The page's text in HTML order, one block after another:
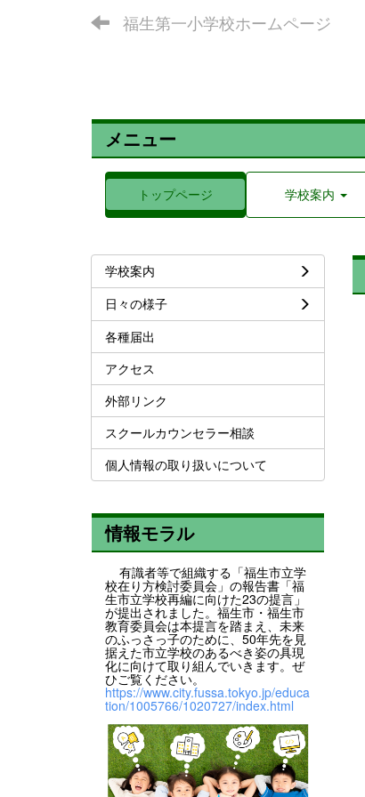
福生第一小学校ホームページ
メニュー
トップページ 学校案内
学校案内
日々の様子
各種届出
アクセス
外部リンク
スクールカウンセラー相談
個人情報の取り扱いについて
情報モラル
有識者等で組織する「福生市立学
校在り方検討委員会」の報告書「福
生市立学校再編に向けた23の提言」
が提出されました。福生市・福生市
教育委員会は本提言を踏まえ、未来
のふっさっ子のために、50年先を見
据えた市立学校のあるべき姿の具現
化に向けて取り組んでいきます。ぜ
ひご覧ください。
https://www.city.fussa.tokyo.jp/educa
tion/1005766/1020727/index.html